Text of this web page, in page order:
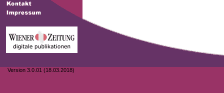
Version 3.0.01 (18.03.2018)